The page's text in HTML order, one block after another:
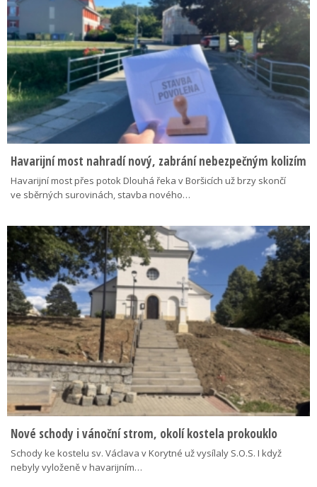
Havarijní most nahradí nový, zabrání nebezpečným kolizím
Havarijní most přes potok Dlouhá řeka v Boršicích už brzy skončí
ve sběrných surovinách, stavba nového…
Nové schody i vánoční strom, okolí kostela prokouklo
Schody ke kostelu sv. Václava v Korytné už vysílaly S.O.S. I když
nebyly vyloženě v havarijním…